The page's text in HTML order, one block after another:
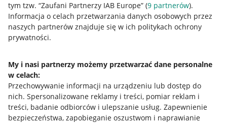
tym tzw. “Zaufani Partnerzy IAB Europe” (9 partnerów).
Informacja o celach przetwarzania danych osobowych przez
naszych partnerów znajduje się w ich politykach ochrony
prywatności.
My i nasi partnerzy możemy przetwarzać dane personalne
w celach:
Przechowywanie informacji na urządzeniu lub dostęp do
nich. Spersonalizowane reklamy i treści, pomiar reklam i
treści, badanie odbiorców i ulepszanie usług. Zapewnienie
bezpieczeństwa, zapobieganie oszustwom i naprawianie
Przydatne informacje
Jak to działa
Allegro Gadane dla sprzedających
Allegro Gadane dla kupujących
Mapa miejscowości